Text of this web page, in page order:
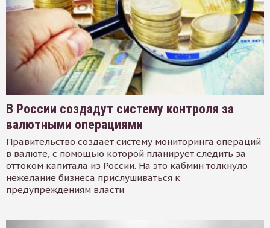
В России создадут систему контроля за
валютными операциями
Правительство создает систему мониторинга операций
в валюте, с помощью которой планирует следить за
оттоком капитала из России. На это кабмин толкнуло
нежелание бизнеса прислушиваться к
предупреждениям власти